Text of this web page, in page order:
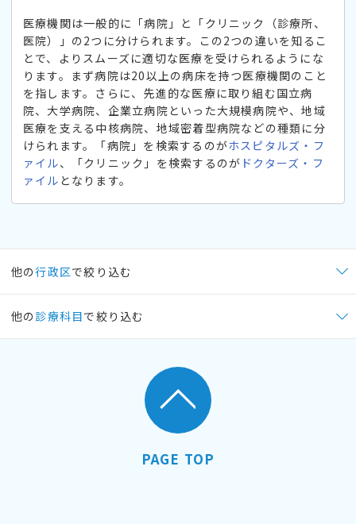
医療機関は一般的に「病院」と「クリニック（診療所、
医院）」の2つに分けられます。この2つの違いを知るこ
とで、よりスムーズに適切な医療を受けられるようにな
ります。まず病院は20以上の病床を持つ医療機関のこと
を指します。さらに、先進的な医療に取り組む国立病
院、大学病院、企業立病院といった大規模病院や、地域
医療を支える中核病院、地域密着型病院などの種類に分
けられます。「病院」を検索するのがホスピタルズ・フ
ァイル、「クリニック」を検索するのが ドクターズ・フ
ァイル となります。
他の行政区で絞り込む
他の 診療科目で絞り込む
PAGE TOP